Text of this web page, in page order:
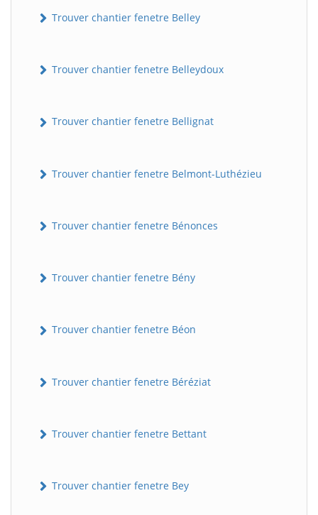
Trouver chantier fenetre Belley
Trouver chantier fenetre Belleydoux
Trouver chantier fenetre Bellignat
Trouver chantier fenetre Belmont-Luthézieu
Trouver chantier fenetre Bénonces
Trouver chantier fenetre Bény
Trouver chantier fenetre Béon
Trouver chantier fenetre Béréziat
Trouver chantier fenetre Bettant
Trouver chantier fenetre Bey